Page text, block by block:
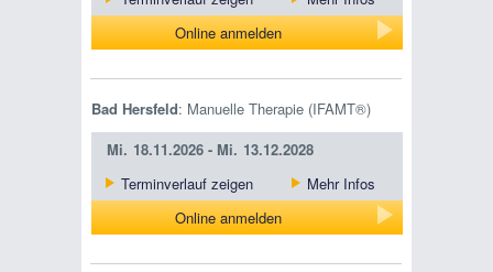
Online anmelden
Bad Hersfeld: Manuelle Therapie (IFAMT®)
Mi. 18.11.2026 - Mi. 13.12.2028
Terminverlauf zeigen
Mehr Infos
Online anmelden